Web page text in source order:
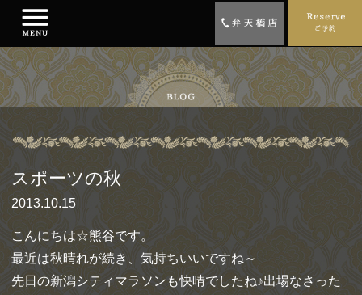
スポーツの秋
2013.10.15
こんにちは☆熊谷です。
最近は秋晴れが続き、気持ちいいですね～
先日の新潟シティマラソンも快晴でしたね♪出場なさった